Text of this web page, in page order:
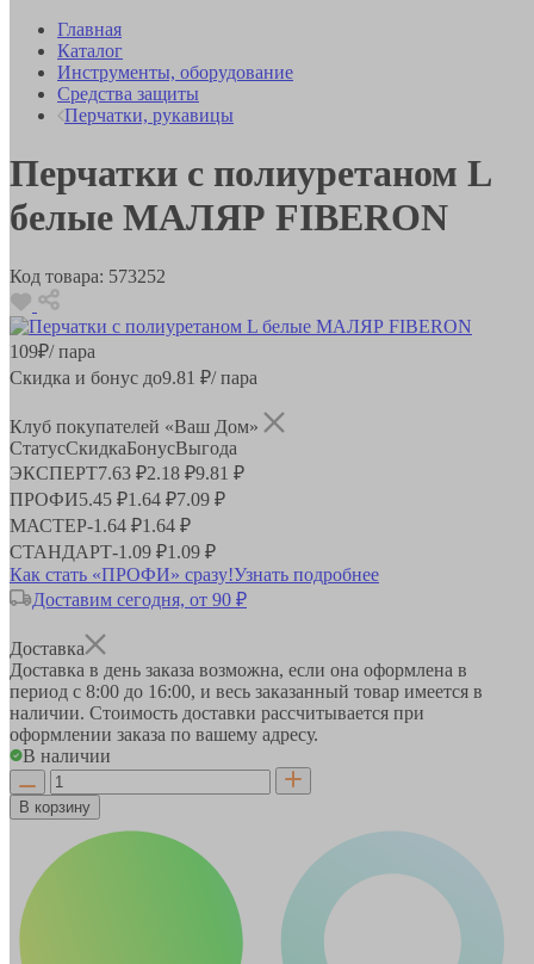
Главная
Каталог
Инструменты, оборудование
Средства защиты
Перчатки, рукавицы
Перчатки с полиуретаном L
белые МАЛЯР FIBERON
Код товара: 573252
109₽/ пара
Скидка и бонус до9.81 ₽/ пара
Клуб покупателей «Ваш Дом»
СтатусСкидкаБонусВыгода
ЭКСПЕРТ7.63 ₽2.18 ₽9.81 ₽
ПРОФИ5.45 ₽1.64 ₽7.09 ₽
МАСТЕР-1.64 ₽1.64 ₽
СТАНДАРТ-1.09 ₽1.09 ₽
Как стать «ПРОФИ» сразу!Узнать подробнее
Доставим сегодня, от 90 ₽
Доставка
Доставка в день заказа возможна, если она оформлена в
период с 8:00 до 16:00, и весь заказанный товар имеется в
наличии. Стоимость доставки рассчитывается при
оформлении заказа по вашему адресу.
В наличии
В корзину